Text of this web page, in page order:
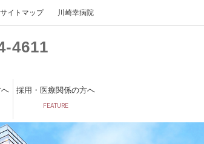
サイトマップ 川崎幸病院
4611
採用・医療関係の方へ
FEATURE